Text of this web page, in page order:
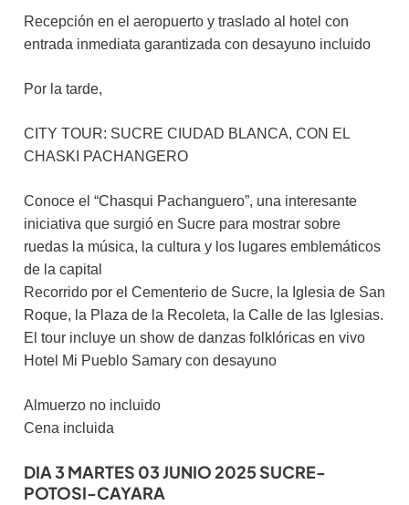
Recepción en el aeropuerto y traslado al hotel con
entrada inmediata garantizada con desayuno incluido
Por la tarde,
CITY TOUR: SUCRE CIUDAD BLANCA, CON EL
CHASKI PACHANGERO
Conoce el “Chasqui Pachanguero”, una interesante
iniciativa que surgió en Sucre para mostrar sobre
ruedas la música, la cultura y los lugares emblemáticos
de la capital
Recorrido por el Cementerio de Sucre, la Iglesia de San
Roque, la Plaza de la Recoleta, la Calle de las Iglesias.
El tour incluye un show de danzas folklóricas en vivo
Hotel Mi Pueblo Samary con desayuno
Almuerzo no incluido
Cena incluida
DIA 3 MARTES 03 JUNIO 2025 SUCRE-
POTOSI-CAYARA